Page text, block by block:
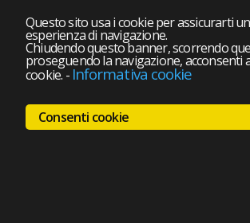
Questo sito usa i cookie per assicurarti
esperienza di navigazione.
Chiudendo questo banner, scorrendo
proseguendo la navigazione, acconsenti
cookie. - Informativa cookie
Consenti cookie